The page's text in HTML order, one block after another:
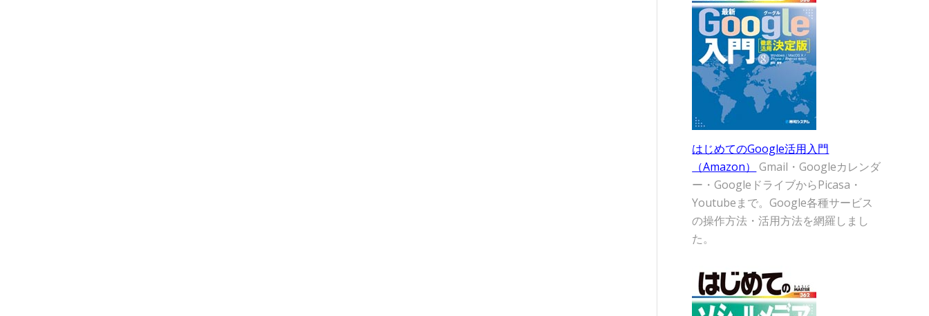
はじめてのGoogle活用入門
（Amazon）
Gmail・Googleカレンダ
ー・GoogleドライブからPicasa・
Youtubeまで。Google各種サービス
の操作方法・活用方法を網羅しまし
た。